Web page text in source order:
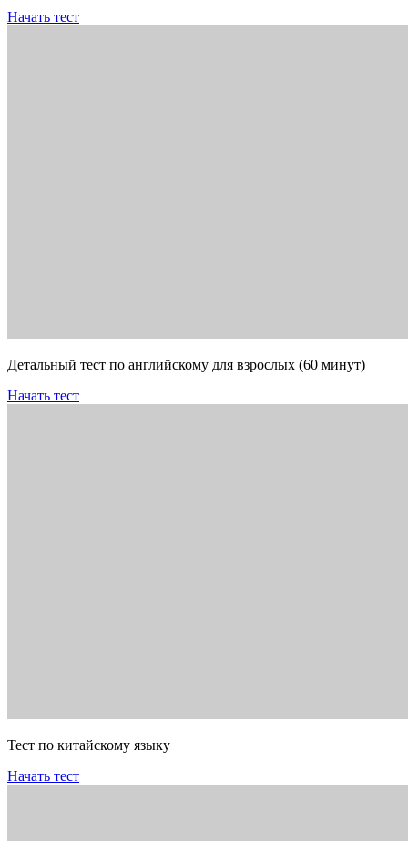
Начать тест
Детальный тест по английскому для взрослых (60 минут)
Начать тест
Тест по китайскому языку
Начать тест